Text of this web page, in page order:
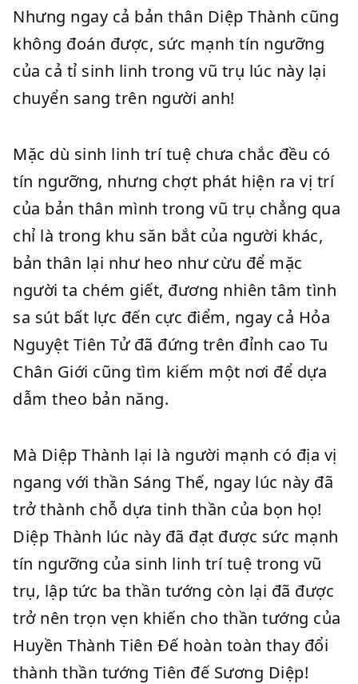
Nhưng ngay cả bản thân Diệp Thành cũng
không đoán được, sức mạnh tín ngưỡng
của cả tỉ sinh linh trong vũ trụ lúc này lại
chuyển sang trên người anh!
Mặc dù sinh linh trí tuệ chưa chắc đều có
tín ngưỡng, nhưng chợt phát hiện ra vị trí
của bản thân mình trong vũ trụ chẳng qua
chỉ là trong khu săn bắt của người khác,
bản thân lại như heo như cừu để mặc
người ta chém giết, đương nhiên tâm tình
sa sút bất lực đến cực điểm, ngay cả Hỏa
Nguyệt Tiên Tử đã đứng trên đỉnh cao Tu
Chân Giới cũng tìm kiếm một nơi để dựa
dẫm theo bản năng.
Mà Diệp Thành lại là người mạnh có địa vị
ngang với thần Sáng Thế, ngay lúc này đã
trở thành chỗ dựa tinh thần của bọn họ!
Diệp Thành lúc này đã đạt được sức mạnh
tín ngưỡng của sinh linh trí tuệ trong vũ
trụ, lập tức ba thần tướng còn lại đã được
trở nên trọn vẹn khiến cho thần tướng của
Huyền Thành Tiên Đế hoàn toàn thay đổi
thành thần tướng Tiên đế Sương Diệp!